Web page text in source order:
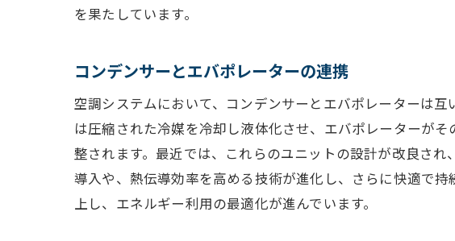
を果たしています。
コンデンサーとエバポレーターの連携
空調システムにおいて、コンデンサーとエバポレーターは
は圧縮された冷媒を冷却し液体化させ、エバポレーターが
整されます。最近では、これらのユニットの設計が改良さ
導入や、熱伝導効率を高める技術が進化し、さらに快適で
上し、エネルギー利用の最適化が進んでいます。